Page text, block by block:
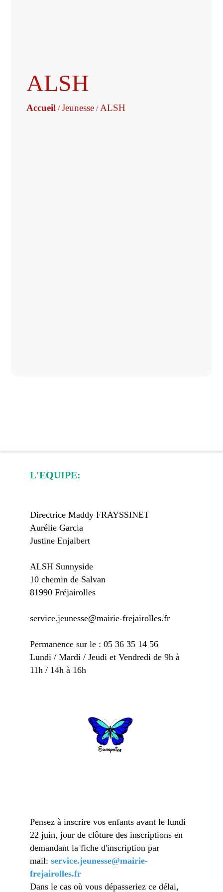
ALSH
Accueil /Jeunesse / ALSH
L'EQUIPE:
Directrice Maddy FRAYSSINET
Aurélie Garcia
Justine Enjalbert
ALSH Sunnyside
10 chemin de Salvan
81990 Fréjairolles
service.jeunesse@mairie-frejairolles.fr
Permanence sur le : 05 36 35 14 56
Lundi / Mardi / Jeudi et Vendredi de 9h à
11h / 14h à 16h
Pensez à inscrire vos enfants avant le lundi
22 juin, jour de clôture des inscriptions en
demandant la fiche d'inscription par
mail: service.jeunesse@mairie-
frejairolles.fr
Dans le cas où vous dépasseriez ce délai,